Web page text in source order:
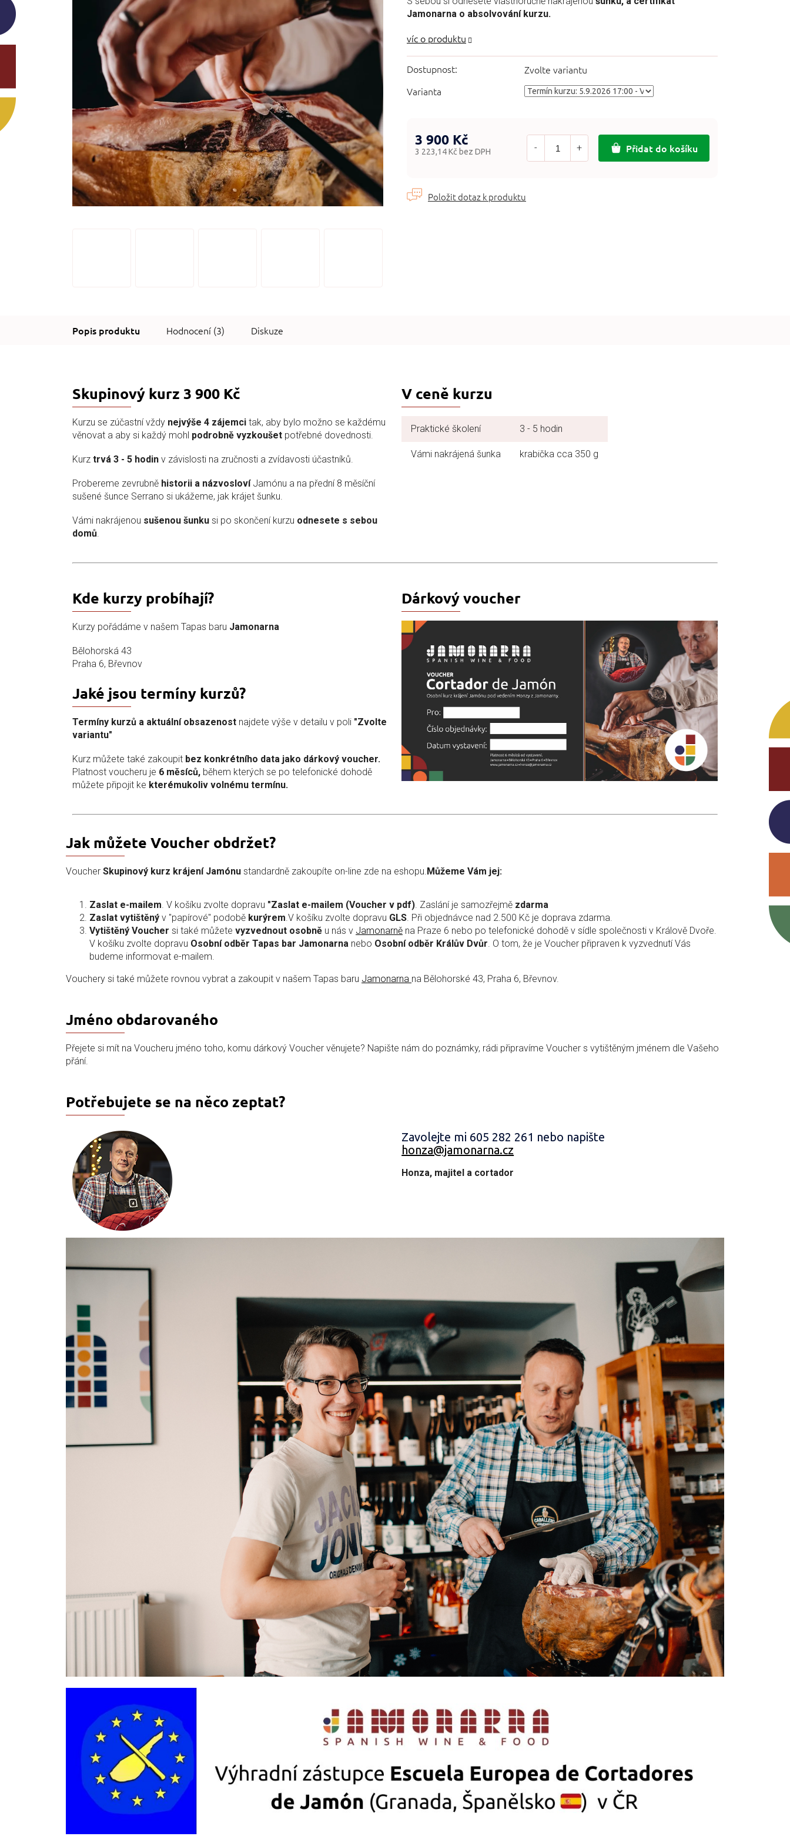
Dostupnost:
Zvolte variantu
Varianta
Jamonarna o absolvování kurzu.
hvězdiček.
3 900 Kč
3 223,14 Kč bez DPH
Přidat do košíku
Hodnocení (3) Diskuze
Skupinový kurz 3 900 Kč
Kurzu se zúčastní vždy nejvýše 4 zájemci tak, aby bylo možno se každému
věnovat a aby si každý mohl podrobně vyzkoušet potřebné dovednosti.
Kurztrvá 3 - 5 hodin v závislosti na zručnosti a zvídavosti účastníků.
Probereme zevrubně historii a názvoslovíJamónu a na přední 8 měsíční
sušené šunce Serrano si ukážeme, jak krájet šunku.
Vámi nakrájenou sušenou šunkusi po skončení kurzu odnesete s sebou
domů.
V ceně kurzu
Praktické školení 3 - 5 hodin
Vámi nakrájená šunka krabička cca 350 g
Kde kurzy probíhají?
Kurzy pořádáme v našem Tapas baru Jamonarna
Bělohorská 43
Praha 6, Břevnov
Jaké jsou termíny kurzů?
Termíny kurzů a aktuální obsazenost najdete výše v detailu v poli "Zvolte
variantu"
Kurz můžete také zakoupit bez konkrétního data jako dárkový voucher.
Platnost voucheru je 6 měsíců, během kterých se po telefonické dohodě
můžete připojit ke kterémukoliv volnému termínu.
Dárkový voucher
Jak můžete Voucher obdržet?
VoucherSkupinový kurz krájení Jamónustandardně zakoupíte on-line zde na eshopu. Můžeme Vám jej:
Zaslat e-mailem . V košíku zvolte dopravu "Zaslat e-mailem (Voucher v pdf) . Zaslání je samozřejmě zdarma
Zaslat vytištěný v "papírové" podobě kurýrem .V košíku zvolte dopravu GLS . Při objednávce nad 2.500 Kč je doprava zdarma.
Vytištěný Vouchersi také můžetevyzvednout osobně u nás v Jamonarně na Praze 6 nebo po telefonické dohodě v sídle společnosti v Králově Dvoře.
V košíku zvolte dopravu Osobní odběr Tapas bar Jamonarna nebo Osobní odběr Králův Dvůr . O tom, že je Voucher připraven k vyzvednutí Vás
budeme informovat e-mailem.
Vouchery si také můžete rovnou vybrat a zakoupit v našem Tapas baru Jamonarna na Bělohorské 43, Praha 6, Břevnov.
Jméno obdarovaného
Přejete si mít na Voucheru jméno toho, komu dárkový Voucher věnujete? Napište nám do poznámky, rádi připravíme Voucher s vytištěným jménem dle Vašeho
přání.
Potřebujete se na něco zeptat?
Zavolejte mi 605 282 261 nebo napište
honza@jamonarna.cz
Honza, majitel a cortador